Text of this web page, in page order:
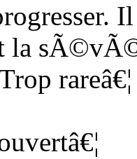
la
rareâ€¦